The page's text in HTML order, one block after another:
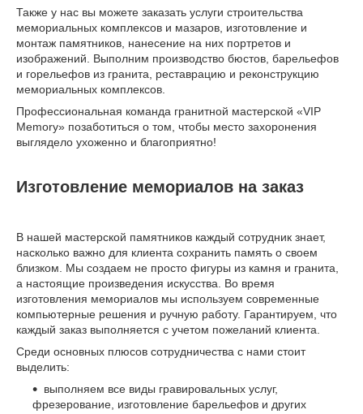
Также у нас вы можете заказать услуги строительства
мемориальных комплексов и мазаров, изготовление и
монтаж памятников, нанесение на них портретов и
изображений. Выполним производство бюстов, барельефов
и горельефов из гранита, реставрацию и реконструкцию
мемориальных комплексов.
Профессиональная команда гранитной мастерской «VIP
Memory» позаботиться о том, чтобы место захоронения
выглядело ухоженно и благоприятно!
Изготовление мемориалов на заказ
В нашей мастерской памятников каждый сотрудник знает,
насколько важно для клиента сохранить память о своем
близком. Мы создаем не просто фигуры из камня и гранита,
а настоящие произведения искусства. Во время
изготовления мемориалов мы используем современные
компьютерные решения и ручную работу. Гарантируем, что
каждый заказ выполняется с учетом пожеланий клиента.
Среди основных плюсов сотрудничества с нами стоит
выделить:
выполняем все виды гравировальных услуг,
фрезерование, изготовление барельефов и других